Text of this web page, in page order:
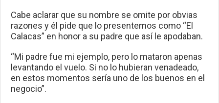
Cabe aclarar que su nombre se omite por obvias
razones y él pide que lo presentemos como “El
Calacas” en honor a su padre que así le apodaban.
“Mi padre fue mi ejemplo, pero lo mataron apenas
levantando el vuelo. Si no lo hubieran venadeado,
en estos momentos sería uno de los buenos en el
negocio”.